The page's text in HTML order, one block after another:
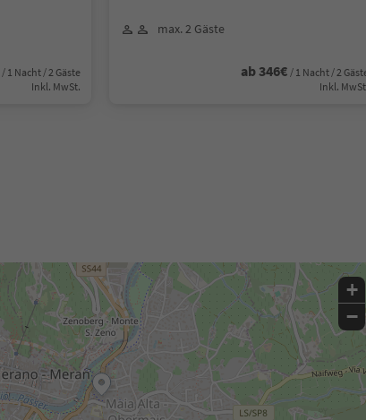
/ 1 Nacht / 2 Gäste
Inkl. MwSt.
max. 2 Gäste
ab 346€ / 1 Nacht / 2
Inkl.
+
−